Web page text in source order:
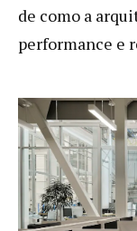
de como a
performance e